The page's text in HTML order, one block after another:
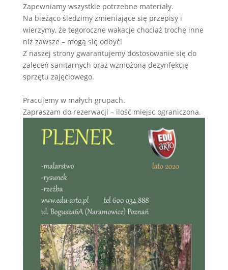
Zapewniamy wszystkie potrzebne materiały.
Na bieżąco śledzimy zmieniające się przepisy i
wierzymy, że tegoroczne wakacje chociaż trochę inne
niż zawsze – mogą się odbyć!
Z naszej strony gwarantujemy dostosowanie się do
zaleceń sanitarnych oraz wzmożoną dezynfekcję
sprzętu zajęciowego.
Pracujemy w małych grupach.
Zapraszam do rezerwacji – ilość miejsc ograniczona.